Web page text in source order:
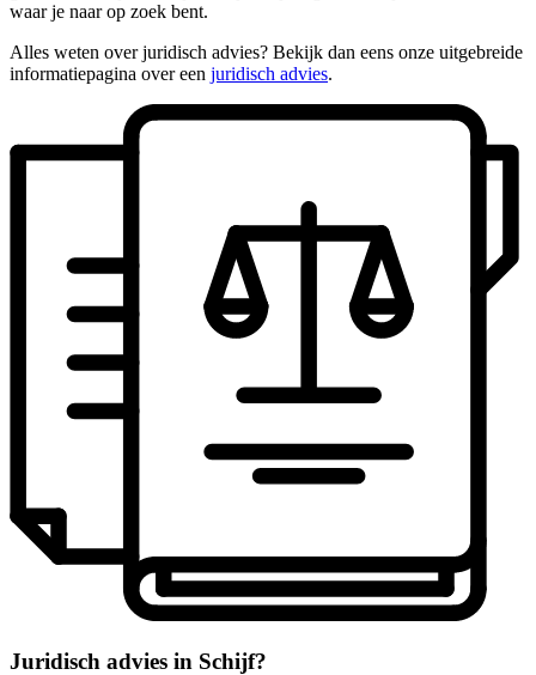
waar je naar op zoek bent.
Alles weten over juridisch advies? Bekijk dan eens onze uitgebreide
informatiepagina over een juridisch advies.
Juridisch advies in Schijf?